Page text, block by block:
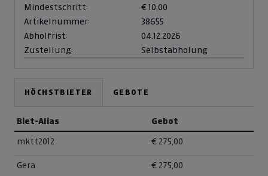
Mindestschritt:
€ 10,00
Artikelnummer:
38655
Abholfrist:
04.12.2026
Zustellung:
Selbstabholung
HÖCHSTBIETER GEBOTE
Biet-Alias Gebot
mktt2012 € 275,00
Gera € 275,00